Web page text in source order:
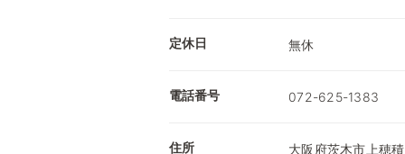
定休日 無休
電話番号 072-625-1383
住所 大阪府茨木市上穂